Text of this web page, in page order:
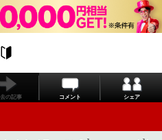
の記事 コメント シェア